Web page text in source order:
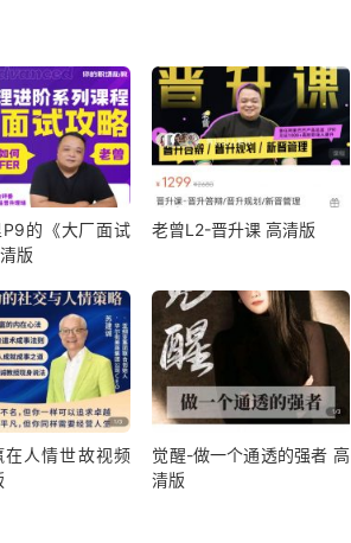
的《大厂面试
版
老曾L2-晋升课 高清版
在人情世故视频
觉醒-做一个通透的强者 高
清版